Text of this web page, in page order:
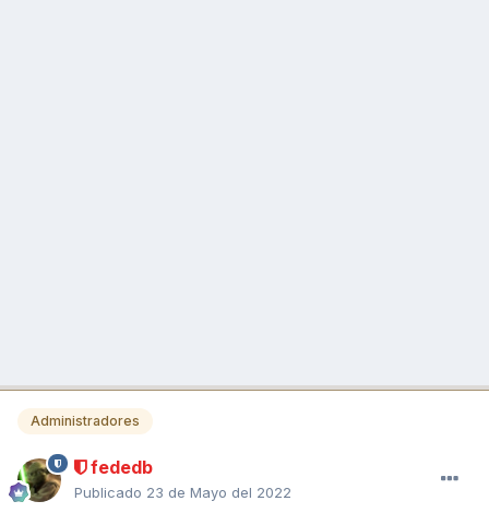
Administradores
fededb
Publicado 23 de Mayo del 2022